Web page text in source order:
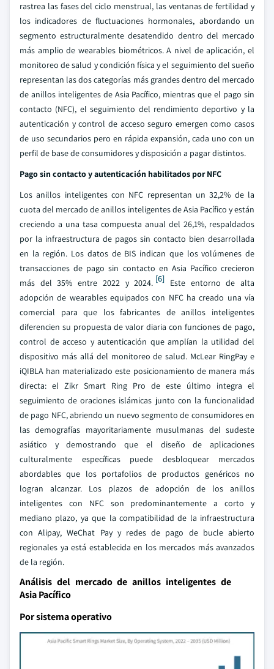
rastrea las fases del ciclo menstrual, las ventanas de fertilidad y
los indicadores de fluctuaciones hormonales, abordando un
segmento estructuralmente desatendido dentro del mercado
más amplio de wearables biométricos. A nivel de aplicación, el
monitoreo de salud y condición física y el seguimiento del sueño
representan las dos categorías más grandes dentro del mercado
de anillos inteligentes de Asia Pacífico, mientras que el pago sin
contacto (NFC), el seguimiento del rendimiento deportivo y la
autenticación y control de acceso seguro emergen como casos
de uso secundarios pero en rápida expansión, cada uno con un
perfil de base de consumidores y disposición a pagar distintos.
Pago sin contacto y autenticación habilitados por NFC
Los anillos inteligentes con NFC representan un 32,2% de la
cuota del mercado de anillos inteligentes de Asia Pacífico y están
creciendo a una tasa compuesta anual del 26,1%, respaldados
por la infraestructura de pagos sin contacto bien desarrollada
en la región. Los datos de BIS indican que los volúmenes de
transacciones de pago sin contacto en Asia Pacífico crecieron
más del 35% entre 2022 y 2024. [6] Este entorno de alta
adopción de wearables equipados con NFC ha creado una vía
comercial para que los fabricantes de anillos inteligentes
diferencien su propuesta de valor diaria con funciones de pago,
control de acceso y autenticación que amplían la utilidad del
dispositivo más allá del monitoreo de salud. McLear RingPay e
iQIBLA han materializado este posicionamiento de manera más
directa: el Zikr Smart Ring Pro de este último integra el
seguimiento de oraciones islámicas junto con la funcionalidad
de pago NFC, abriendo un nuevo segmento de consumidores en
las demografías mayoritariamente musulmanas del sudeste
asiático y demostrando que el diseño de aplicaciones
culturalmente específicas puede desbloquear mercados
abordables que los portafolios de productos genéricos no
logran alcanzar. Los plazos de adopción de los anillos
inteligentes con NFC son predominantemente a corto y
mediano plazo, ya que la compatibilidad de la infraestructura
con Alipay, WeChat Pay y redes de pago de bucle abierto
regionales ya está establecida en los mercados más avanzados
de la región.
Análisis del mercado de anillos inteligentes de
Asia Pacífico
Por sistema operativo